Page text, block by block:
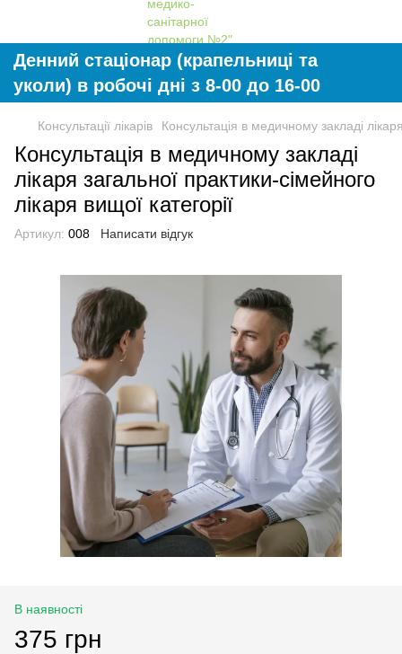
Денний стаціонар (крапельниці та
уколи) в робочі дні з 8-00 до 16-00
Консультації лікарів Консультація в медичному закладі
Консультація в медичному закладі
лікаря загальної практики-сімейного
лікаря вищої категорії
Артикул: 008 Написати відгук
В наявності
375 грн